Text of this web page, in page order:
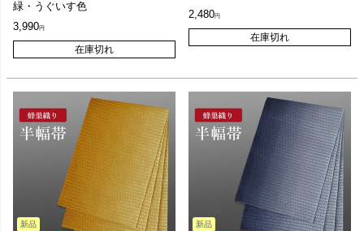
緑・うぐいす色
3,990
在庫切れ
2,480
在庫切れ
新品
新品